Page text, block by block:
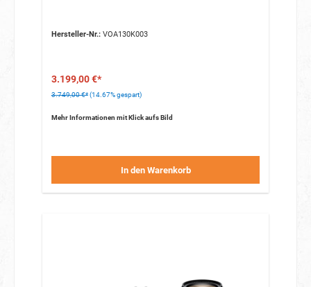
Hersteller-Nr.:VOA130K003
3.199,00 €*
3.749,00 €* (14.67% gespart)
Mehr Informationen mit Klick aufs Bild
In den Warenkorb